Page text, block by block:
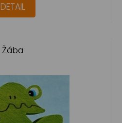
DETAIL
Žába